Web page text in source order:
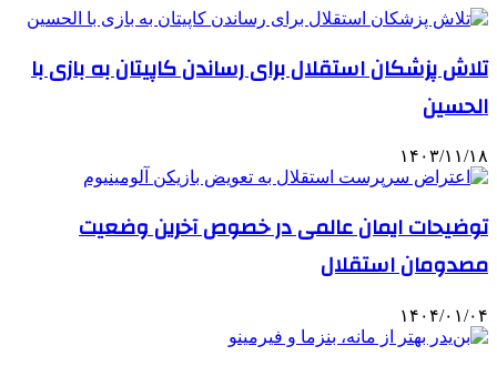
تلاش پزشکان استقلال برای رساندن کاپیتان به بازی با
الحسین
۱۴۰۳/۱۱/۱۸
توضیحات ایمان عالمی در خصوص آخرین وضعیت
مصدومان استقلال
۱۴۰۴/۰۱/۰۴